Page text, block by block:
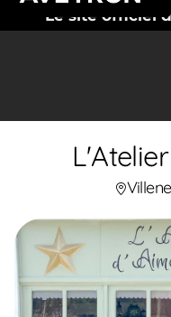
Le site officiel